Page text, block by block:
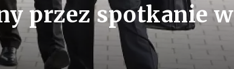
przez spotkanie w